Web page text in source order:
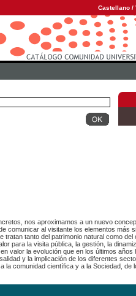
Castellano /
nos aproximamos a un nuevo
comunicar al visitante los elementos más
tanto del patrimonio natural como del
para la visita pública, la gestión, la
valor la evolución que en los últimos años
y la implicación de los diferentes
la comunidad científica y a la Sociedad, de